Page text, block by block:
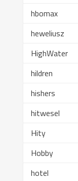
hbomax
heweliusz
HighWater
hildren
hishers
hitwesel
Hity
Hobby
hotel